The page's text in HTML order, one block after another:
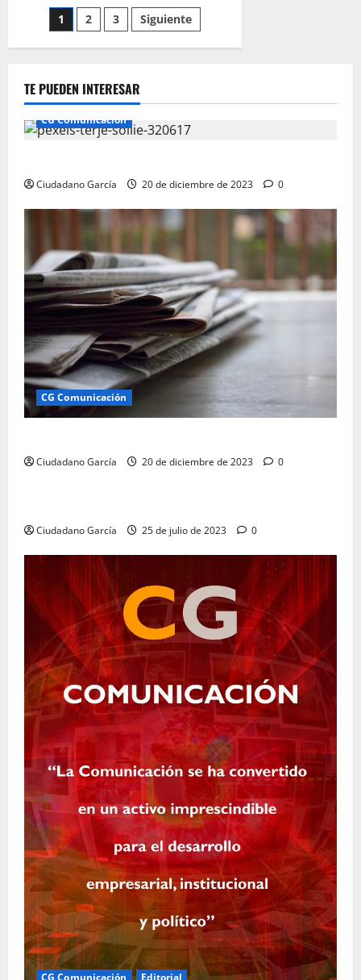
EN
MADRID,
NADA
Paginación
de
entradas
1 2 3 Siguiente
TE PUEDEN INTERESAR
CG Comunicación
Ciudadano García 20 de diciembre de 2023 0
CG Comunicación
Ciudadano García 20 de diciembre de 2023 0
CG Comunicación
Ciudadano García 25 de julio de 2023 0
CG Comunicación Editorial